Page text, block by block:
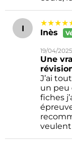
I
Inès
19/04/2025
Une
J’ai
un peu
fiches